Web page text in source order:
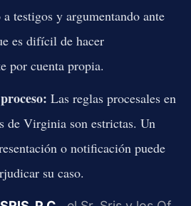
testigos y argumentando ante
es difícil de hacer
por cuenta propia.
Las reglas procesales en
de Virginia son estrictas. Un
o notificación puede
su caso.